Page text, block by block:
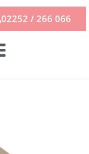
02252 / 266 066